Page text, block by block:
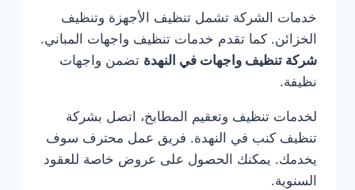
خدمات الشركة تشمل تنظيف الأجهزة وتنظيف
الخزائن. كما تقدم خدمات تنظيف واجهات المباني.
شركة تنظيف واجهات في النهدة تضمن واجهات
نظيفة.
لخدمات تنظيف وتعقيم المطابخ، اتصل بشركة
تنظيف كنب في النهدة. فريق عمل محترف سوف
يخدمك. يمكنك الحصول على عروض خاصة للعقود
السنوية.